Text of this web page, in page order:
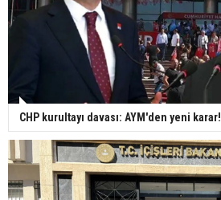
CHP kurultayı davası: AYM'den yeni karar!